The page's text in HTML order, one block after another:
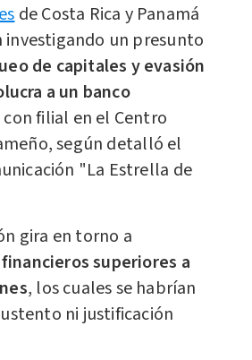
de Costa Rica y Panamá
investigando un presunto
de capitales y evasión
a un banco
con filial en el Centro
según detalló el
"La Estrella de
gira en torno a
superiores a
, los cuales se habrían
ni justificación